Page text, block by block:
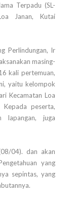
Terpadu (SL-
Janan, Kutai
Perlindungan, Ir
masing-
kali pertemuan,
yaitu kelompok
Kecamatan Loa
peserta,
lapangan, juga
04). dan akan
yang
sepintas, yang